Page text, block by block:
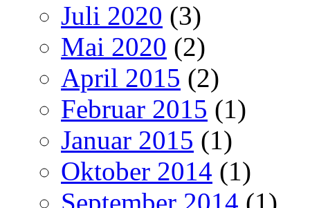
Juli 2020 (3)
Mai 2020 (2)
April 2015 (2)
Februar 2015 (1)
Januar 2015 (1)
Oktober 2014 (1)